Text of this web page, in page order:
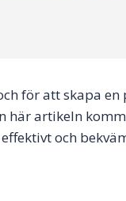
för att skapa
artikeln
och